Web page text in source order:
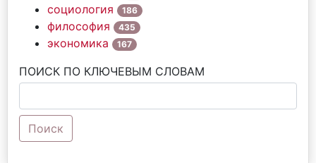
социология 186
философия 435
экономика 167
ПОИСК ПО КЛЮЧЕВЫМ СЛОВАМ
Поиск